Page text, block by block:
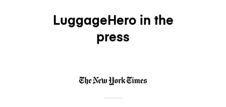
LuggageHero in the
press